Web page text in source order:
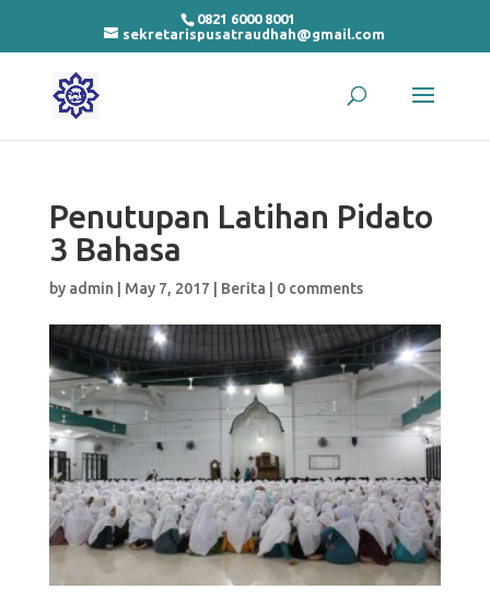
0821 6000 8001
sekretarispusatraudhah@gmail.com
Penutupan Latihan Pidato
3 Bahasa
by admin May 7, 2017 Berita 0 comments